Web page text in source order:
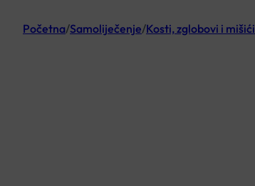
Početna/Samoliječenje/Kosti, zglobovi i mišići